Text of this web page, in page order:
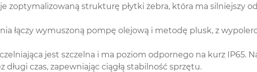
zoptymalizowaną strukturę płytki żebra, która ma
łączy wymuszoną pompę olejową i metodę plusk, z
jest szczelna i ma poziom odpornego na kurz IP65.
czas, zapewniając ciągłą stabilność sprzętu.